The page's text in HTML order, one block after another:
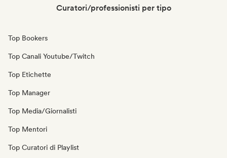
Curatori/professionisti per tipo
Top Bookers
Top Canali Youtube/Twitch
Top Etichette
Top Manager
Top Media/Giornalisti
Top Mentori
Top Curatori di Playlist